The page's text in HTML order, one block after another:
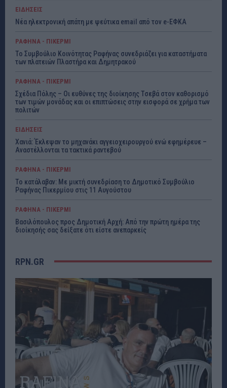
ΕΙΔΗΣΕΙΣ
Νέα ηλεκτρονική απάτη με ψεύτικα email από τον e-ΕΦΚΑ
ΡΑΦΗΝΑ - ΠΙΚΕΡΜΙ
Το Συμβούλιο Κοινότητας Ραφήνας συνεδριάζει για καταστήματα
των πλατειών Πλαστήρα και Δημητρακού
ΡΑΦΗΝΑ - ΠΙΚΕΡΜΙ
Σχέδια Πόλης – Οι ευθύνες της διοίκησης Τσεβά στον καθορισμό
των τιμών μονάδας και οι επιπτώσεις στην εισφορά σε χρήμα των
πολιτών
ΕΙΔΗΣΕΙΣ
Χανιά: Έκλεψαν το μηχανάκι αγγειοχειρουργού ενώ εφημέρευε –
Αναστέλλονται τα τακτικά ραντεβού
ΡΑΦΗΝΑ - ΠΙΚΕΡΜΙ
Το κατάλαβαν: Με μικτή συνεδρίαση το Δημοτικό Συμβούλιο
Ραφήνας Πικερμίου στις 11 Αυγούστου
ΡΑΦΗΝΑ - ΠΙΚΕΡΜΙ
Βασιλόπουλος προς Δημοτική Αρχή: Από την πρώτη ημέρα της
διοίκησής σας δείξατε ότι είστε ανεπαρκείς
RPN.GR